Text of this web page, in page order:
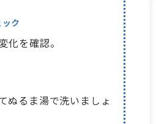
ク
化を確認。
ぬるま湯で洗いましょ